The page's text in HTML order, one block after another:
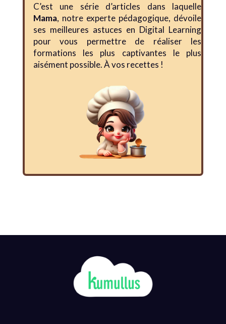
C’est une série d’articles dans laquelle
Mama, notre experte pédagogique, dévoile
ses meilleures astuces en Digital Learning
pour vous permettre de réaliser les
formations les plus captivantes le plus
aisément possible. À vos recettes !